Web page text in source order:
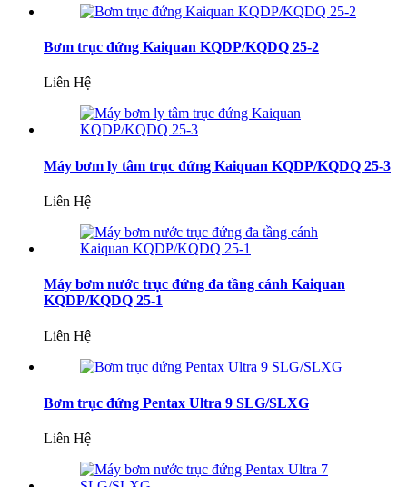
Bơm trục đứng Kaiquan KQDP/KQDQ 25-2
Liên Hệ
Máy bơm ly tâm trục đứng Kaiquan KQDP/KQDQ 25-3
Liên Hệ
Máy bơm nước trục đứng đa tầng cánh Kaiquan
KQDP/KQDQ 25-1
Liên Hệ
Bơm trục đứng Pentax Ultra 9 SLG/SLXG
Liên Hệ